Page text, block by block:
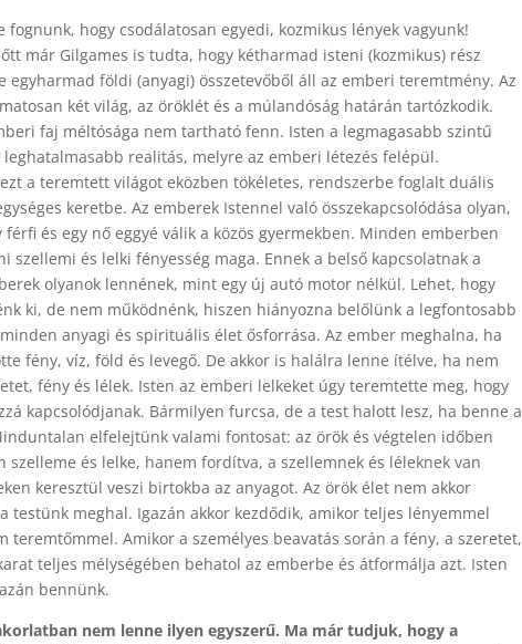
fognunk, hogy csodálatosan egyedi, kozmikus lények vagyunk!
már Gilgames is tudta, hogy kétharmad isteni (kozmikus) rész
egyharmad földi (anyagi) összetevőből áll az emberi teremtmény. Az
két világ, az öröklét és a múlandóság határán tartózkodik.
faj méltósága nem tartható fenn. Isten a legmagasabb szintű
leghatalmasabb realitás, melyre az emberi létezés felépül.
a teremtett világot eközben tökéletes, rendszerbe foglalt duális
keretbe. Az emberek Istennel való összekapcsolódása olyan,
férfi és egy nő eggyé válik a közös gyermekben. Minden emberben
szellemi és lelki fényesség maga. Ennek a belső kapcsolatnak a
olyanok lennének, mint egy új autó motor nélkül. Lehet, hogy
ki, de nem működnénk, hiszen hiányozna belőlünk a legfontosabb
anyagi és spirituális élet ősforrása. Az ember meghalna, ha
fény, víz, föld és levegő. De akkor is halálra lenne ítélve, ha nem
fény és lélek. Isten az emberi lelkeket úgy teremtette meg, hogy
kapcsolódjanak. Bármilyen furcsa, de a test halott lesz, ha benne a
elfelejtünk valami fontosat: az örök és végtelen időben
szelleme és lelke, hanem fordítva, a szellemnek és léleknek van
keresztül veszi birtokba az anyagot. Az örök élet nem akkor
testünk meghal. Igazán akkor kezdődik, amikor teljes lényemmel
teremtőmmel. Amikor a személyes beavatás során a fény, a szeretet,
teljes mélységében behatol az emberbe és átformálja azt. Isten
bennünk.
nem lenne ilyen egyszerű. Ma már tudjuk, hogy a